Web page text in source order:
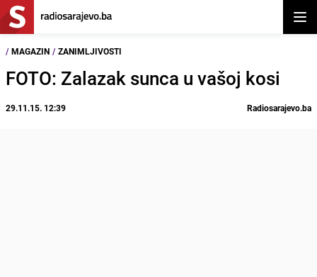
/ MAGAZIN / ZANIMLJIVOSTI
FOTO: Zalazak sunca u vašoj kosi
29.11.15. 12:39 Radiosarajevo.ba